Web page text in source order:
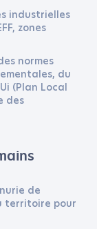
industrielles
zones
normes
du
(Plan Local
des
de
territoire pour